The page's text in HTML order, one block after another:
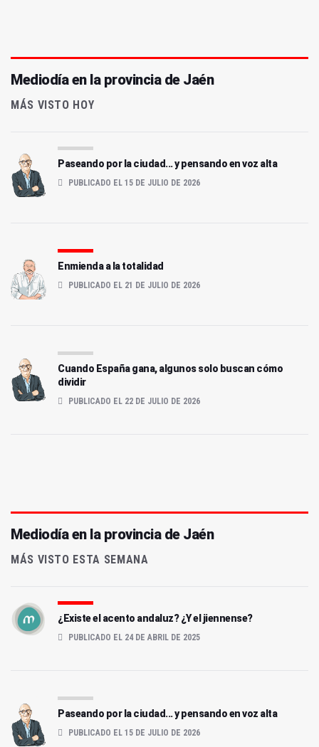
Mediodía en la provincia de Jaén
MÁS VISTO HOY
Paseando por la ciudad... y pensando en voz alta
PUBLICADO EL 15 DE JULIO DE 2026
Enmienda a la totalidad
PUBLICADO EL 21 DE JULIO DE 2026
Cuando España gana, algunos solo buscan cómo
dividir
PUBLICADO EL 22 DE JULIO DE 2026
Mediodía en la provincia de Jaén
MÁS VISTO ESTA SEMANA
¿Existe el acento andaluz? ¿Y el jiennense?
PUBLICADO EL 24 DE ABRIL DE 2025
Paseando por la ciudad... y pensando en voz alta
PUBLICADO EL 15 DE JULIO DE 2026